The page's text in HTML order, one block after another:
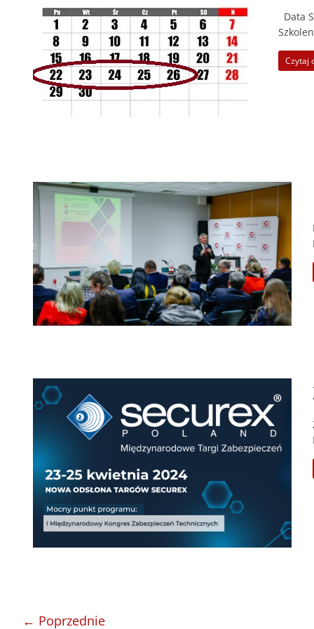
Data
Czytaj
← Poprzednie